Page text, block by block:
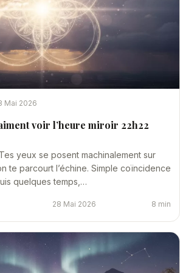
Mai 2026
voir l’heure miroir 22h22
yeux se posent machinalement sur
te parcourt l’échine. Simple coïncidence
quelques temps,…
28 Mai 2026 8 min